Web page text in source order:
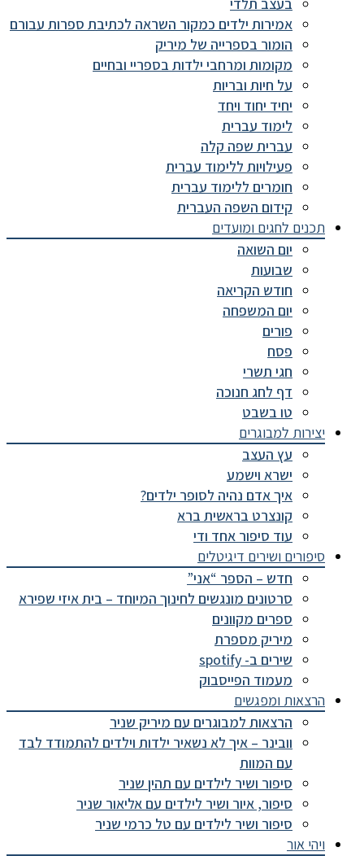
בעצב תלדי
אמירות ילדים כמקור השראה לכתיבת ספרות עבורם
הומור בספרייה של מיריק
מקומות ומרחבי ילדות בספריי ובחיים
על חיות ובריות
יחיד יחוד ויחד
לימוד עברית
עברית שפה קלה
פעילויות ללימוד עברית
חומרים ללימוד עברית
קידום השפה העברית
תכנים לחגים ומועדים
יום השואה
שבועות
חודש הקריאה
יום המשפחה
פורים
פסח
חגי תשרי
דף לחג חנוכה
טו בשבט
יצירות למבוגרים
עץ העצב
ישרא וישמע
איך אדם נהיה לסופר ילדים?
קונצרט בראשית ברא
עוד סיפור אחד ודי
סיפורים ושירים דיגיטלים
חדש – הספר “אני”
סרטונים מונגשים לחינוך המיוחד – בית איזי שפירא
ספרים מקוונים
מיריק מספרת
שירים ב- spotify
מעמוד הפייסבוק
הרצאות ומפגשים
הרצאות למבוגרים עם מיריק שניר
וובינר – איך לא נשאיר ילדות וילדים להתמודד לבד
עם המוות
סיפור ושיר לילדים עם תהין שניר
סיפור, איור ושיר לילדים עם אליאור שניר
סיפור ושיר לילדים עם טל כרמי שניר
ויהי אור